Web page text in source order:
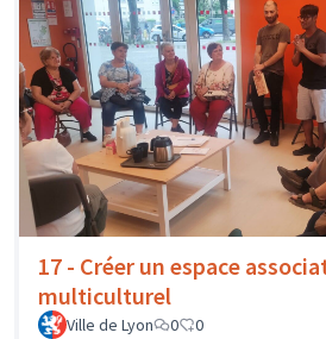
17 - Créer un espace
multiculturel
Ville de Lyon 0 0